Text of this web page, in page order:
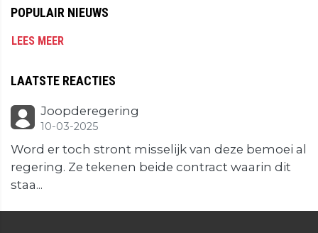
POPULAIR NIEUWS
LEES MEER
LAATSTE REACTIES
Joopderegering
10-03-2025
Word er toch stront misselijk van deze bemoei al
regering. Ze tekenen beide contract waarin dit
staa...